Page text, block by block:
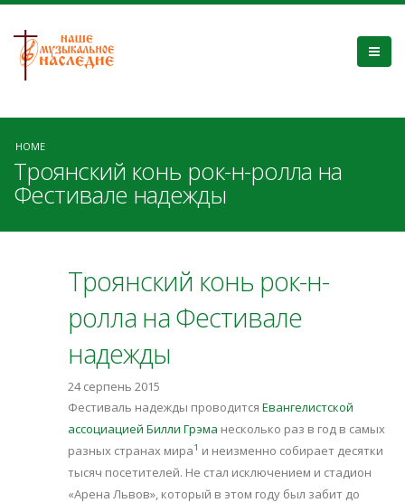
HOME
Троянский конь рок-н-ролла на
Фестивале надежды
Троянский конь рок-н-
ролла на Фестивале
надежды
24 серпень 2015
Фестиваль надежды проводится Евангелистской
ассоциацией Билли Грэма несколько раз в год в самых
разных странах мира1 и неизменно собирает десятки
тысяч посетителей. Не стал исключением и стадион
«Арена Львов», который в этом году был забит до